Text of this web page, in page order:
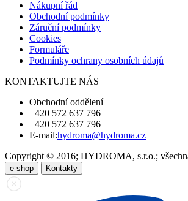
Nákupní řád
Obchodní podmínky
Záruční podmínky
Cookies
Formuláře
Podmínky ochrany osobních údajů
KONTAKTUJTE NÁS
Obchodní oddělení
+420 572 637 796
+420 572 637 796
E-mail:hydroma@hydroma.cz
Copyright © 2016; HYDROMA, s.r.o.;
e-shop Kontakty